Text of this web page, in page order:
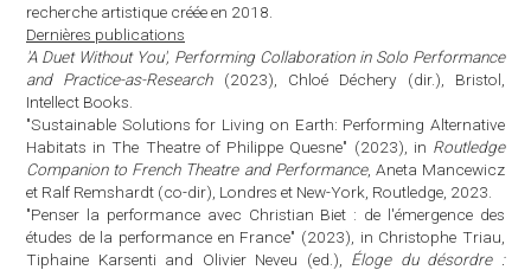
recherche artistique créée en 2018.
Dernières publications
'A Duet Without You', Performing Collaboration in Solo Performance
and Practice-as-Research(2023), Chloé Déchery (dir.), Bristol,
Intellect Books.
"Sustainable Solutions for Living on Earth: Performing Alternative
Habitats in The Theatre of Philippe Quesne" (2023), in Routledge
Companion to French Theatre and Performance, Aneta Mancewicz
et Ralf Remshardt (co-dir), Londres et New-York, Routledge, 2023.
"Penser la performance avec Christian Biet : de l'émergence des
études de la performance en France" (2023), in Christophe Triau,
Tiphaine Karsenti and Olivier Neveu (ed.), Éloge du désordre :